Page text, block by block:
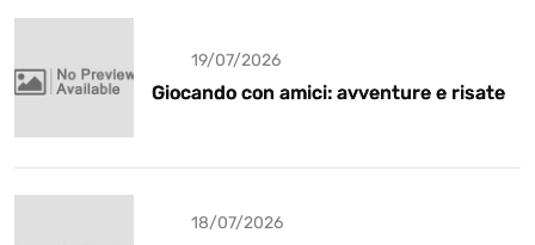
19/07/2026
Giocando con amici: avventure e risate
18/07/2026